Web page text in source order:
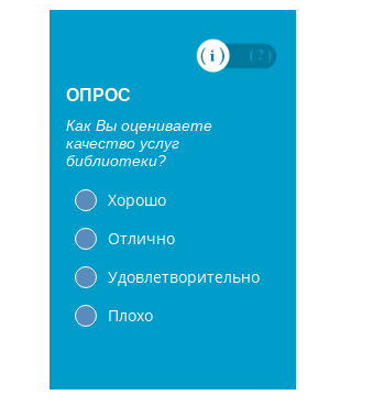
ОПРОС
Как Вы оцениваете
качество услуг
библиотеки?
Хорошо
Отлично
Удовлетворительно
Плохо
Сообщаем, что библиотеки с 1 июня